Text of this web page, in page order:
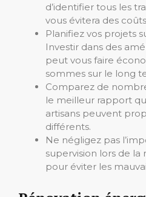
d’identifier tous les
vous évitera des
Planifiez vos projets
Investir dans des
peut vous faire
sommes sur le long
Comparez de
le meilleur rapport
artisans peuvent
différents.
Ne négligez pas
supervision lors de la
pour éviter les